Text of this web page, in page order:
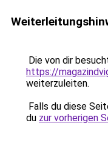
Die von dir
https://
weiterzuleiten.
Falls du diese
du zur vorherigen